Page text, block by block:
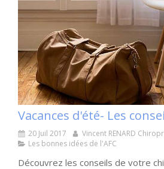
Vacances d'été- Les
20 Juil 2017
Vincent RENARD
Les bonnes idées de l'AFC
Découvrez les conseils de votre